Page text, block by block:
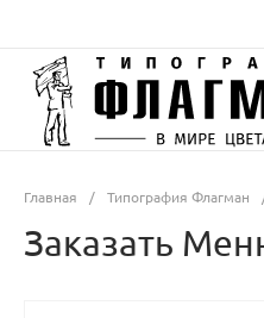
Главная / Типография Флагман
Заказать